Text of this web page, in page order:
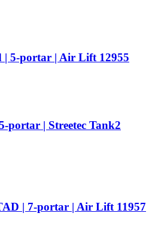
| 5-portar | Air Lift 12955
portar | Streetec Tank2
| 7-portar | Air Lift 11957